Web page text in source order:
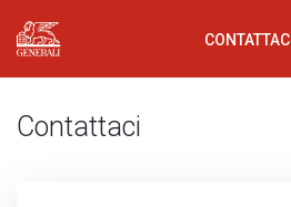
Generali Logo CONTATTACI
Contattaci